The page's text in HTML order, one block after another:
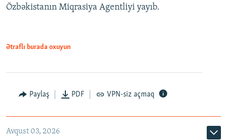
Özbəkistanın Miqrasiya Agentliyi yayıb.
Ətraflı burada oxuyun
Paylaş PDF VPN-siz açmaq
Avqust 03, 2026